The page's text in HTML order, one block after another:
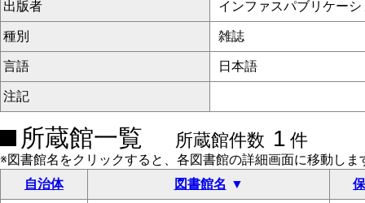
出版者 インファスパブリケーシ
種別 雑誌
言語 日本語
注記
所蔵館一覧 所蔵館件数 1 件
※図書館名をクリックすると、各図書館の詳細画面に移動しま
自治体
図書館名